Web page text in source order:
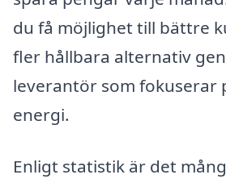
du få möjlighet till bättre
fler hållbara alternativ
leverantör som fokuserar
energi.
Enligt statistik är det